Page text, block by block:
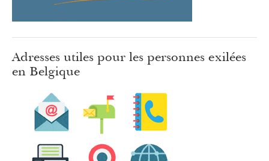
Adresses utiles pour les personnes exilées
en Belgique